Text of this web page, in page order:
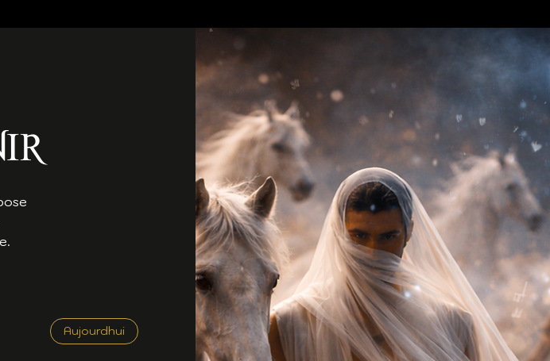
Aujourdhui